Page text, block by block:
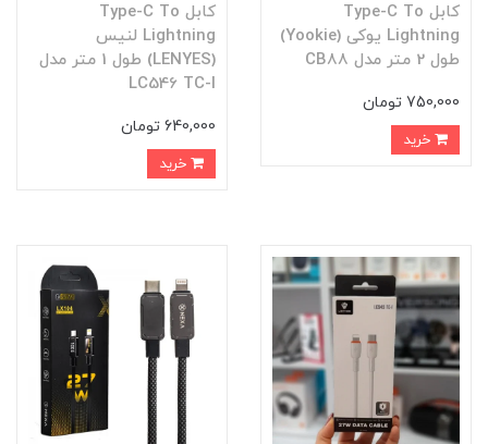
کابل Type-C To
Lightning یوکی (Yookie)
طول 2 متر مدل CB88
750,000 تومان
کابل Type-C To
Lightning لنیس
(LENYES) طول 1 متر مدل
LC546 TC-I
640,000 تومان